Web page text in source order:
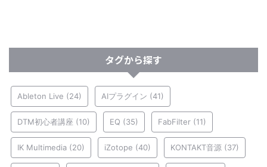
タグから探す
Ableton Live (24) AIプラグイン (41)
DTM初心者講座 (10) EQ (35) FabFilter (11)
IK Multimedia (20) iZotope (40) KONTAKT音源 (37)